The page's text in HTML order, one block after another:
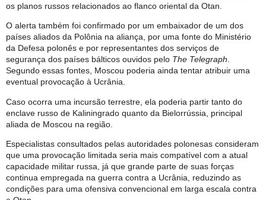
os planos russos relacionados ao flanco oriental da Otan.
O alerta também foi confirmado por um embaixador de um dos
países aliados da Polônia na aliança, por uma fonte do Ministério
da Defesa polonês e por representantes dos serviços de
segurança dos países bálticos ouvidos pelo The Telegraph.
Segundo essas fontes, Moscou poderia ainda tentar atribuir uma
eventual provocação à Ucrânia.
Caso ocorra uma incursão terrestre, ela poderia partir tanto do
enclave russo de Kaliningrado quanto da Bielorrússia, principal
aliada de Moscou na região.
Especialistas consultados pelas autoridades polonesas consideram
que uma provocação limitada seria mais compatível com a atual
capacidade militar russa, já que grande parte de suas forças
continua empregada na guerra contra a Ucrânia, reduzindo as
condições para uma ofensiva convencional em larga escala contra